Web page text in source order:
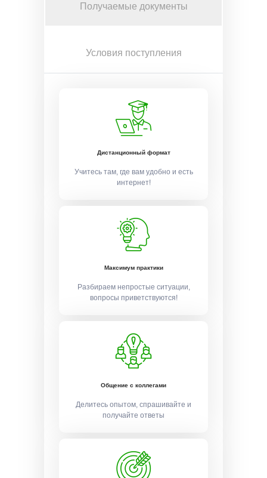
Получаемые документы
Условия поступления
Дистанционный формат
Учитесь там, где вам удобно и есть
интернет!
Максимум практики
Разбираем непростые ситуации,
вопросы приветствуются!
Общение с коллегами
Делитесь опытом, спрашивайте и
получайте ответы